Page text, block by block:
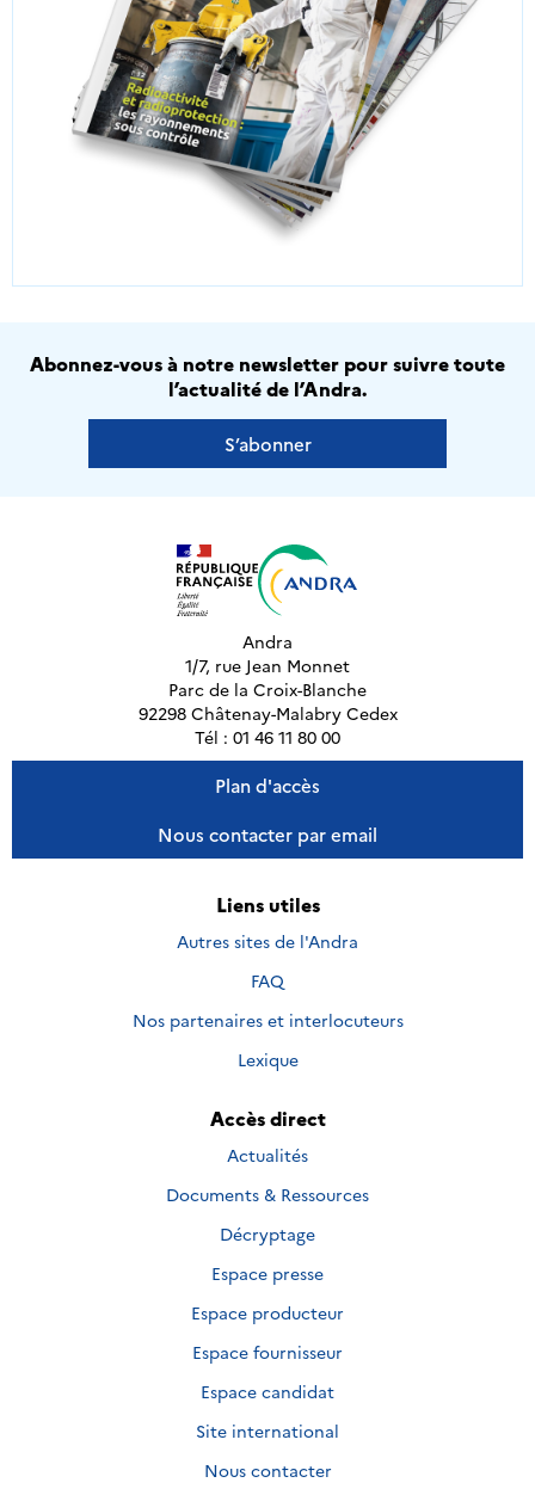
Abonnez-vous à notre newsletter pour suivre toute
l’actualité de l’Andra.
S’abonner
Andra
1/7, rue Jean Monnet
Parc de la Croix-Blanche
92298 Châtenay-Malabry Cedex
Tél : 01 46 11 80 00
Plan d'accès
Nous contacter par email
Liens utiles
Autres sites de l'Andra
FAQ
Nos partenaires et interlocuteurs
Lexique
Accès direct
Actualités
Documents & Ressources
Décryptage
Espace presse
Espace producteur
Espace fournisseur
Espace candidat
Site international
Nous contacter